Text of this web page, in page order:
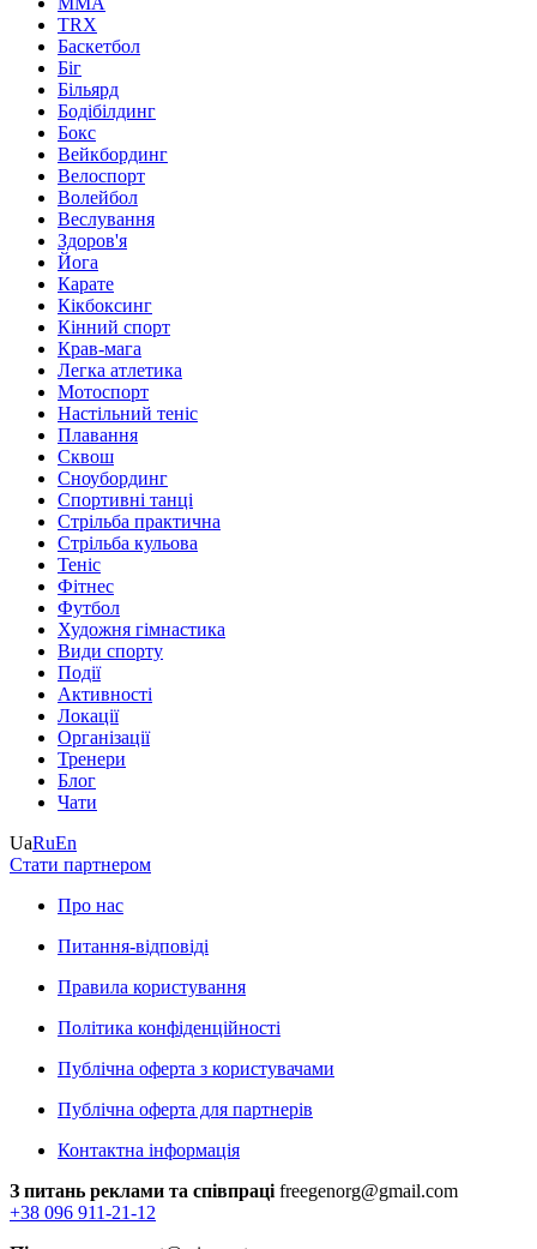
TRX
Баскетбол
Біг
Більярд
Бодібілдинг
Бокс
Вейкбординг
Велоспорт
Волейбол
Веслування
Здоров'я
Йога
Карате
Кікбоксинг
Кінний спорт
Крав-мага
Легка атлетика
Мотоспорт
Настільний теніс
Плавання
Сквош
Сноубординг
Спортивні танці
Стрільба практична
Стрільба кульова
Теніс
Фітнес
Футбол
Художня гімнастика
Види спорту
Події
Активності
Локації
Організації
Тренери
Блог
Чати
UaRuEn
Стати партнером
Про нас
Питання-відповіді
Правила користування
Політика конфіденційності
Публічна оферта з користувачами
Публічна оферта для партнерів
Контактна інформація
З питань реклами та співпраці freegenorg@gmail.com
+38 096 911-21-12